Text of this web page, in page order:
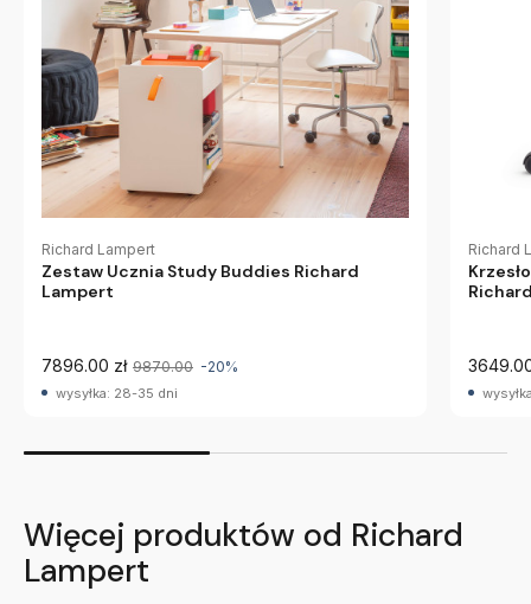
Richard Lampert
Zestaw Ucznia Study Buddies Richard
Lampert
7896.00 zł 9870.00 -20%
wysyłka: 28-35 dni
Richard
Więcej produktów od Richard
Lampert